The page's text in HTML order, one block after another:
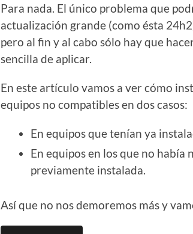
Para nada. El único problema que
actualización grande (como ésta
pero al fin y al cabo sólo hay que
sencilla de aplicar.
En este artículo vamos a ver cómo
equipos no compatibles en dos casos:
En equipos que tenían ya
En equipos en los que no
previamente instalada.
Así que no nos demoremos más y